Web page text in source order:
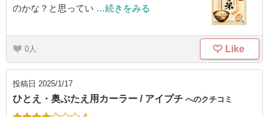
のかな？と思ってい …続きをみる
0 Like
投稿日 2025/1/17
ひとえ・奥ぶたえ用カーラー / アイプチ へのクチコミ